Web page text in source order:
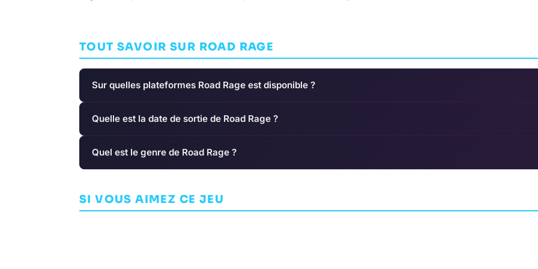
TOUT SAVOIR SUR ROAD RAGE
Sur quelles plateformes Road Rage est disponible ?
Quelle est la date de sortie de Road Rage ?
Quel est le genre de Road Rage ?
SI VOUS AIMEZ CE JEU
Race the Sun Tour de France 2016